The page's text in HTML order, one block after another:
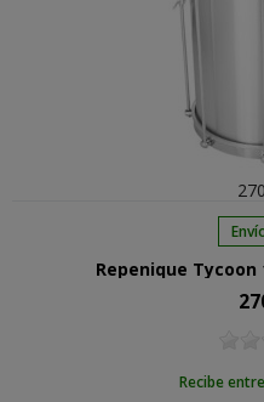
Repenique
Recibe